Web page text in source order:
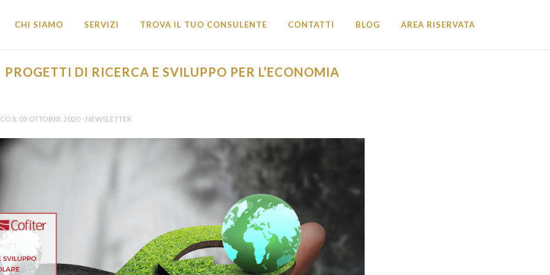
CHI SIAMO SERVIZI TROVA IL TUO CONSULENTE CONTATTI BLOG AREA RISERVATA
DI RICERCA E SVILUPPO PER L’ECONOMIA
IL 05 OTTOBRE 2020 - NEWSLETTER
*
CHIUDI